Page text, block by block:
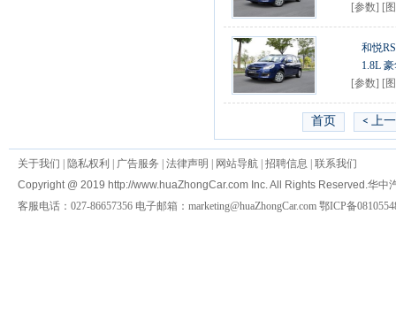
[参数] [
和悦
1.8L
[参数] [
首页 < 上
关于我们 隐私权利 广告服务 法律声明 网站导航 招聘信息
联系我们
Copyright @ 2019 http://www.huaZhongCar.com Inc. All Rights Reserved.华中
客服电话：027-86657356 电子邮箱：marketing@huaZhongCar.com 鄂ICP备